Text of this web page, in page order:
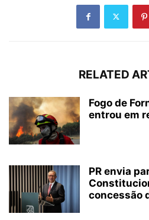
RELATED
Fogo de
entrou em
PR envia
concessão